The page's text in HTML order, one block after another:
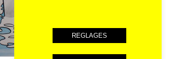
REGLAGES